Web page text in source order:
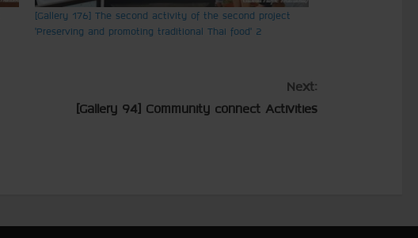
[Gallery 176] The second activity of the second project
‘Preserving and promoting traditional Thai food’ 2
Next:
[Gallery 94] Community connect Activities